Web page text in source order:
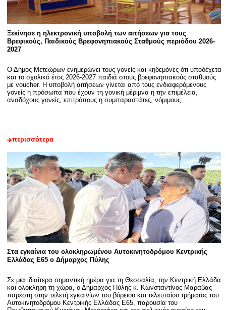
Ξεκίνησε η ηλεκτρονική υποβολή των αιτήσεων για τους
Βρεφικούς, Παιδικούς Βρεφονηπιακούς Σταθμούς περιόδου 2026-
2027
Ο Δήμος Μετεώρων ενημερώνει τους γονείς και κηδεμόνες ότι υποδέχεται
και το σχολικό έτος 2026-2027 παιδιά στους βρεφονηπιακούς σταθμούς
με voucher. Η υποβολή αιτήσεων γίνεται από τους ενδιαφερόμενους
γονείς η πρόσωπα που έχουν τη γονική μέριμνα η την επιμέλεια,
αναδόχους γονείς, επιτρόπους η συμπαραστάτες, νόμιμους…
περισσότερα
Στα εγκαίνια του ολοκληρωμένου Αυτοκινητοδρόμου Κεντρικής
Ελλάδας Ε65 ο Δήμαρχος Πύλης
Σε μια ιδιαίτερα σημαντική ημέρα για τη Θεσσαλία, την Κεντρική Ελλάδα
και ολόκληρη τη χώρα, ο Δήμαρχος Πύλης κ. Κωνσταντίνος Μαράβας
παρέστη στην τελετή εγκαινίων του βόρειου και τελευταίου τμήματος του
Αυτοκινητοδρόμου Κεντρικής Ελλάδας Ε65, παρουσία του